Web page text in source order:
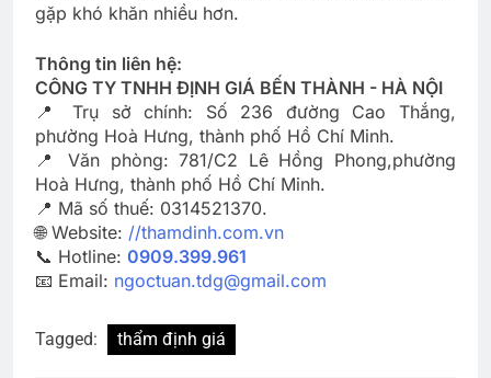
gặp khó khăn nhiều hơn.
Thông tin liên hệ:
CÔNG TY TNHH ĐỊNH GIÁ BẾN THÀNH - HÀ NỘI
📍 Trụ sở chính: Số 236 đường Cao Thắng,
phường Hoà Hưng, thành phố Hồ Chí Minh.
📍 Văn phòng: 781/C2 Lê Hồng Phong,phường
Hoà Hưng, thành phố Hồ Chí Minh.
📍 Mã số thuế: 0314521370.
🌐 Website: //thamdinh.com.vn
📞 Hotline: 0909.399.961
📧 Email: ngoctuan.tdg@gmail.com
Tagged: thẩm định giá